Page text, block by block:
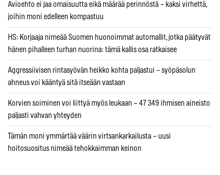
Avioehto ei jaa omaisuutta eikä määrää perinnöstä – kaksi virhettä,
joihin moni edelleen kompastuu
HS: Korjaaja nimeää Suomen huonoimmat automallit, jotka päätyvät
hänen pihalleen turhan nuorina: tämä kallis osa ratkaisee
Aggressiivisen rintasyövän heikko kohta paljastui – syöpäsolun
ahneus voi kääntyä sitä itseään vastaan
Korvien soiminen voi liittyä myös leukaan – 47 349 ihmisen aineisto
paljasti vahvan yhteyden
Tämän moni ymmärtää väärin virtsankarkailusta – uusi
hoitosuositus nimeää tehokkaimman keinon